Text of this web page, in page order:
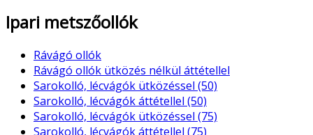
Ipari metszőollók
Rávágó ollók
Rávágó ollók ütközés nélkül áttétellel
Sarokolló, lécvágók ütközéssel (50)
Sarokolló, lécvágók áttétellel (50)
Sarokolló, lécvágók ütközéssel (75)
Sarokolló, lécvágók áttétellel (75)